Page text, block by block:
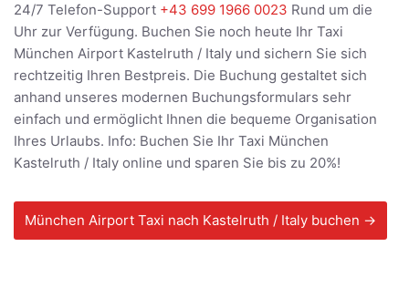
24/7 Telefon-Support +43 699 1966 0023 Rund um die
Uhr zur Verfügung. Buchen Sie noch heute Ihr Taxi
München Airport Kastelruth / Italy und sichern Sie sich
rechtzeitig Ihren Bestpreis. Die Buchung gestaltet sich
anhand unseres modernen Buchungsformulars sehr
einfach und ermöglicht Ihnen die bequeme Organisation
Ihres Urlaubs. Info: Buchen Sie Ihr Taxi München
Kastelruth / Italy online und sparen Sie bis zu 20%!
München Airport Taxi nach Kastelruth / Italy buchen →